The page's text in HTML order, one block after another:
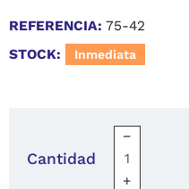
REFERENCIA: 75-42
STOCK:
Inmediata
Cantidad
−
+